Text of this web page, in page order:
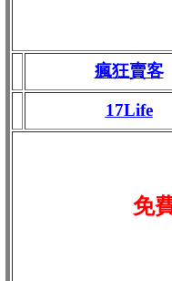
瘋狂賣客
17Life
免